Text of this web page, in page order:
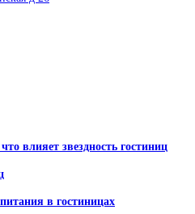
влияет звездность гостиниц
в гостиницах